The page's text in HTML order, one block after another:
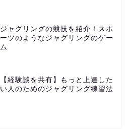
ジャグリングの競技を紹介！スポ
ーツのようなジャグリングのゲー
ム
【経験談を共有】もっと上達した
い人のためのジャグリング練習法